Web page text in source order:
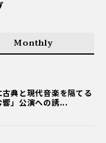
Monthly
典と現代音楽を隔てる
」公演への誘...